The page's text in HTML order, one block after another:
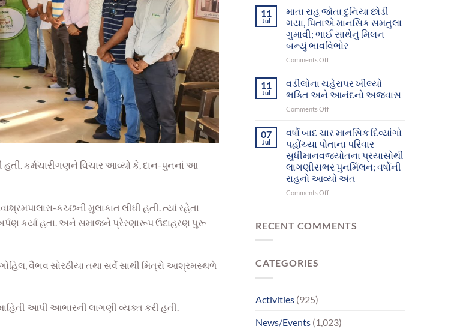
કર્મચારીગણને વિચાર આવ્યો કે, દાન-પુનનાં આ
કચ્છની મુલાકાત લીધી હતી. ત્યાં રહેતા
કર્યા હતા. અને સમાજને પ્રેરણારૂપ ઉદાહરણ પુરૂ
ગોહિલ, વૈભવ સોરઠીયા તથા સર્વે સાથી મિત્રો આશ્રમસ્થળે
આપી આભારની લાગણી વ્યક્ત કરી હતી.
દિવ્યાંગો
આખરે
પોતાના
પરિવાર
સુધી
પહોંચ્યા
આશ્રમનાં
12
મનોરોગીઓભુજથી
પોતાના
ઘર-
પરિવાર
પહોંચશે
11
Jul
માતા રાહ જોતા દુનિયા છોડી
ગયા, પિતાએ માનસિક સમતુલા
ગુમાવી; ભાઈ સાથેનું મિલન
બન્યું ભાવવિભોર
Comments Offon
રાહ
જોતા
દુનિયા
છોડી
પિતાએ
માનસિક
સમતુલા
ગુમાવી;
ભાઈ
સાથેનું
મિલન
11
Jul
વડીલોના ચહેરાપર ખીલ્યો
ભક્તિ અને આનંદનો અજવાસ
Comments Offon
ખીલ્યો
ભક્તિ
અને
આનંદનો
અજવાસ
07
Jul
વર્ષો બાદ ચાર માનસિક દિવ્યાંગો
પહોંચ્યા પોતાના પરિવાર
સુધીમાનવજ્યોતના પ્રયાસોથી
લાગણીસભર પુનર્મિલન; વર્ષોની
રાહનો આવ્યો અંત
Comments Offon
ચાર
વર્ષોની
RECENT COMMENTS
CATEGORIES
Activities (925)
News/Events (1,023)